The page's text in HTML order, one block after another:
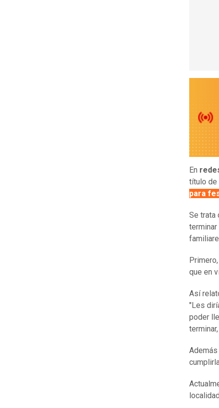
En
título de
para
Se trata
terminar
que en
Así
"Les
poder